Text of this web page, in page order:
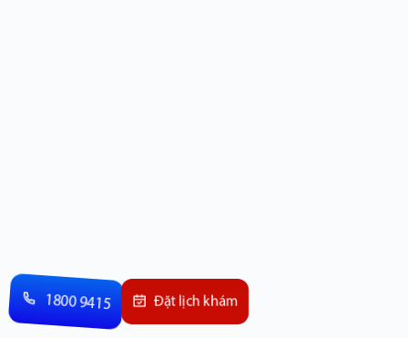
1800 9415 Đặt lịch khám